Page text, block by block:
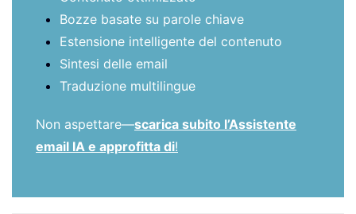
Bozze basate su parole chiave
Estensione intelligente del contenuto
Sintesi delle email
Traduzione multilingue
Non aspettare—scarica subito l’Assistente
email IA e approfitta di!